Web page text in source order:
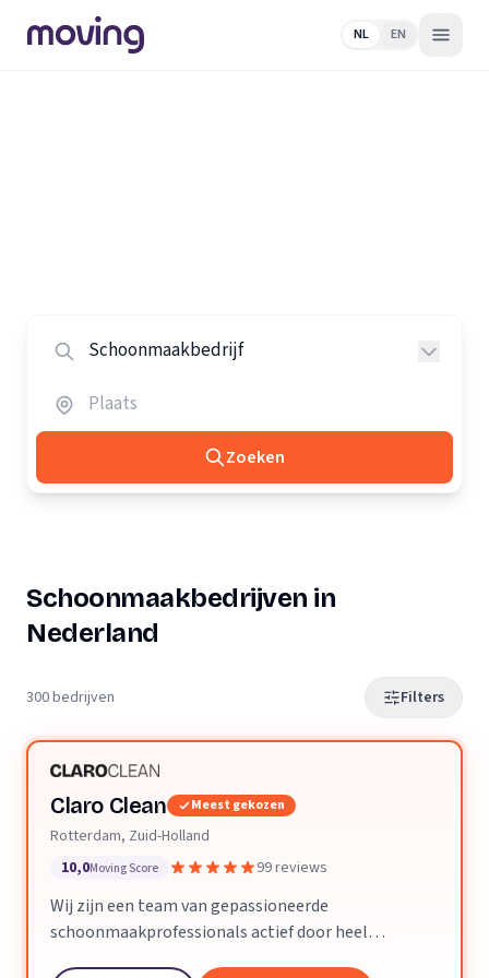
NL EN
Zoeken
Schoonmaakbedrijven in
Nederland
300 bedrijven Filters
Claro Clean Meest gekozen
Rotterdam, Zuid-Holland
10,0Moving Score 99 reviews
Wij zijn een team van gepassioneerde
schoonmaakprofessionals actief door heel